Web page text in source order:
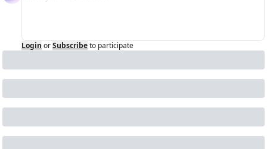
Login orSubscribeto participate